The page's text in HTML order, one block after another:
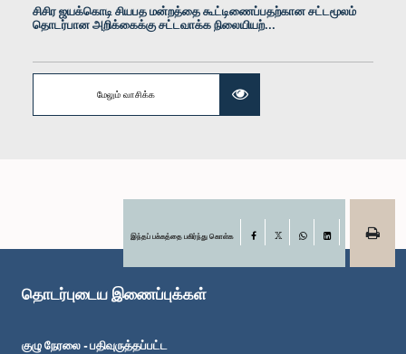
சிசிர ஜயக்கொடி சியபத மன்றத்தை கூட்டிணைப்பதற்கான சட்டமூலம்
தொடர்பான அறிக்கைக்கு சட்டவாக்க நிலையியற்...
மேலும் வாசிக்க
இந்தப் பக்கத்தை பகிர்ந்து கொள்க Facebook
LinkedIn
தொடர்புடைய இணைப்புக்கள்
குழு நேரலை - பதிவுருத்தப்பட்ட